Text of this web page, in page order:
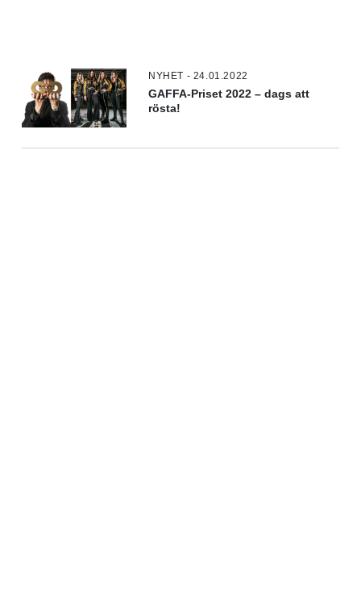
NYHET - 24.01.2022
GAFFA-Priset 2022 – dags att
rösta!